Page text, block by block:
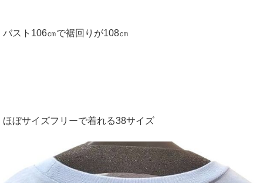
バスト106㎝で裾回りが108㎝
ほぼサイズフリーで着れる38サイズ